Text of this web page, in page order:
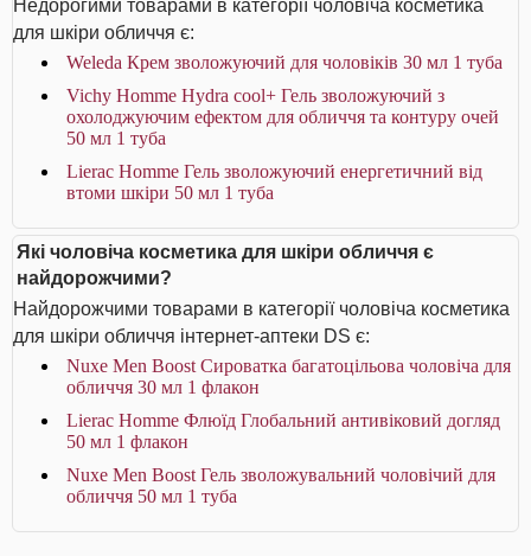
Недорогими товарами в категорії чоловіча косметика
для шкіри обличчя є:
Weleda Крем зволожуючий для чоловіків 30 мл 1 туба
Vichy Homme Hydra cool+ Гель зволожуючий з
охолоджуючим ефектом для обличчя та контуру очей
50 мл 1 туба
Lierac Homme Гель зволожуючий енергетичний від
втоми шкіри 50 мл 1 туба
Які чоловіча косметика для шкіри обличчя є
найдорожчими?
Найдорожчими товарами в категорії чоловіча косметика
для шкіри обличчя інтернет-аптеки DS є:
Nuxe Men Boost Сироватка багатоцільова чоловіча для
обличчя 30 мл 1 флакон
Lierac Homme Флюїд Глобальний антивіковий догляд
50 мл 1 флакон
Nuxe Men Boost Гель зволожувальний чоловічий для
обличчя 50 мл 1 туба